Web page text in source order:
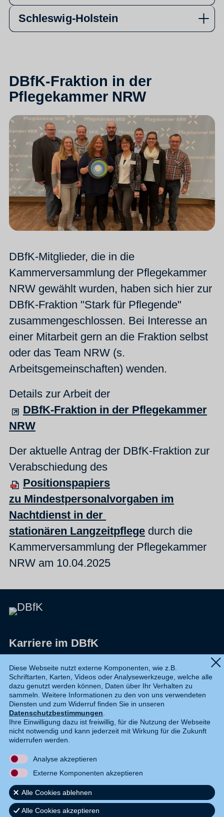
Schleswig-Holstein
DBfK-Fraktion in der
Pflegekammer NRW
DBfK-Mitglieder, die in die
Kammerversammlung der Pflegekammer
NRW gewählt wurden, haben sich hier zur
DBfK-Fraktion "Stark für Pflegende"
zusammengeschlossen. Bei Interesse an
einer Mitarbeit gern an die Fraktion selbst
oder das Team NRW (s.
Arbeitsgemeinschaften) wenden.
Details zur Arbeit der
DBfK-Fraktion in der Pflegekammer
NRW
Der aktuelle Antrag der DBfK-Fraktion zur
Verabschiedung des
Positionspapiers
zu Mindestpersonalvorgaben im
Nachtdienst in der
stationären Langzeitpflege durch die
Kammerversammlung der Pflegekammer
NRW am 10.04.2025
Karriere im DBfK
Datenschutz
Shop
Widerruf
Kontakt
DE EN
Diese Webseite nutzt externe Komponenten, wie z.B.
Schriftarten, Karten, Videos oder Analysewerkzeuge, welche alle
dazu genutzt werden können, Daten über Ihr Verhalten zu
sammeln. Weitere Informationen zu den von uns verwendeten
Diensten und zum Widerruf finden Sie in unseren
Datenschutzbestimmungen.
Ihre Einwilligung dazu ist freiwillig, für die Nutzung der Webseite
nicht notwendig und kann jederzeit mit Wirkung für die Zukunft
widerrufen werden.
Analyse akzeptieren
Externe Komponenten akzeptieren
Alle Cookies ablehnen
Alle Cookies akzeptieren